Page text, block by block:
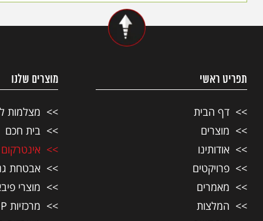
תפריט ראשי
דף הבית
מוצרים
אודותינו
פרויקטים
מאמרים
המלצות
מוצרים שלנו
מצלמות
בית חכם
אינטרקום
אבטחת
מוצרי
מרכזיות IP לעסקים